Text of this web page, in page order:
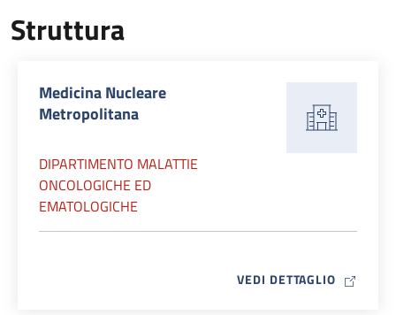
Struttura
Medicina Nucleare
Metropolitana
DIPARTIMENTO MALATTIE
ONCOLOGICHE ED
EMATOLOGICHE
VEDI DETTAGLIO MAP ICON